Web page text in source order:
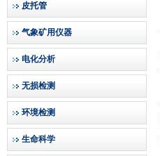
皮托管
气象矿用仪器
电化分析
无损检测
环境检测
生命科学